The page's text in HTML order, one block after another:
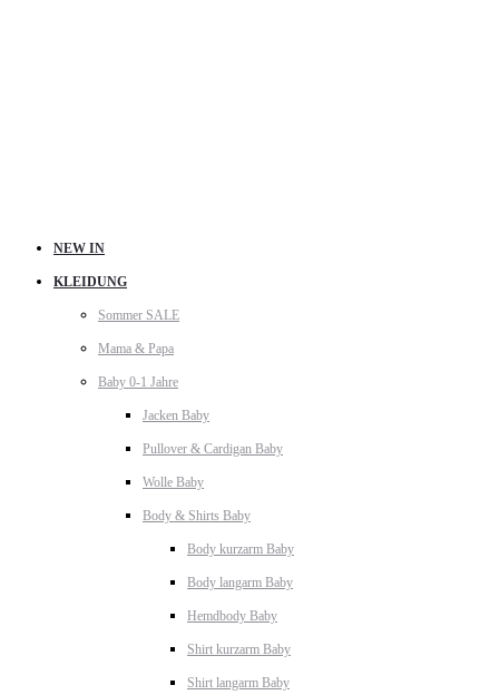
NEW IN
KLEIDUNG
Sommer SALE
Mama & Papa
Baby 0-1 Jahre
Jacken Baby
Pullover & Cardigan Baby
Wolle Baby
Body & Shirts Baby
Body kurzarm Baby
Body langarm Baby
Hemdbody Baby
Shirt kurzarm Baby
Shirt langarm Baby